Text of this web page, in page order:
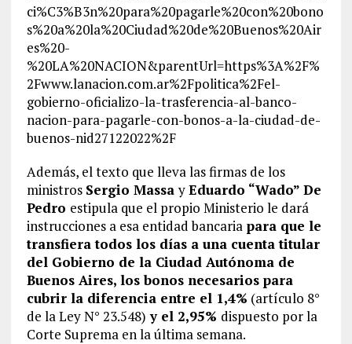
ci%C3%B3n%20para%20pagarle%20con%20bono
s%20a%20la%20Ciudad%20de%20Buenos%20Air
es%20-
%20LA%20NACION&parentUrl=https%3A%2F%
2Fwww.lanacion.com.ar%2Fpolitica%2Fel-
gobierno-oficializo-la-trasferencia-al-banco-
nacion-para-pagarle-con-bonos-a-la-ciudad-de-
buenos-nid27122022%2F
Además, el texto que lleva las firmas de los
ministros Sergio MassayEduardo “Wado” De
Pedro estipula que el propio Ministerio le dará
instrucciones a esa entidad bancariapara que le
transfiera todos los días a una cuenta titular
del Gobierno de la Ciudad Autónoma de
Buenos Aires, los bonos necesarios para
cubrir la diferencia entre el 1,4% (artículo 8°
de la Ley N° 23.548) y el 2,95% dispuesto por la
Corte Suprema en la última semana.